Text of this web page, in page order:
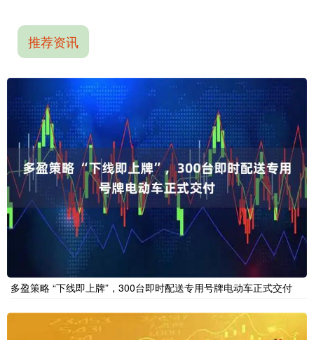
推荐资讯
多盈策略 “下线即上牌”，300台即时配送专用号牌电动车正式交付